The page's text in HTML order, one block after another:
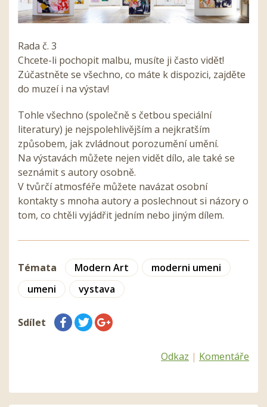
Rada č. 3
Chcete-li pochopit malbu, musíte ji často vidět!
Zúčastněte se všechno, co máte k dispozici, zajděte
do muzeí i na výstav!
Tohle všechno (společně s četbou speciální
literatury) je nejspolehlivějším a nejkratším
způsobem, jak zvládnout porozumění umění.
Na výstavách můžete nejen vidět dílo, ale také se
seznámit s autory osobně.
V tvůrčí atmosféře můžete navázat osobní
kontakty s mnoha autory a poslechnout si názory o
tom, co chtěli vyjádřit jedním nebo jiným dílem.
Témata Modern Art
moderni umeni
umeni
vystava
Sdílet
Odkaz | Komentáře